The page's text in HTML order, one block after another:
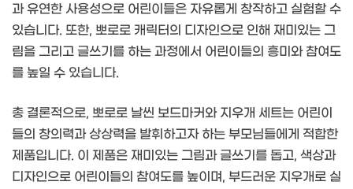
과 유연한 사용성으로 어린이들은 자유롭게 창작하고 실험할 수
있습니다. 또한, 뽀로로 캐릭터의 디자인으로 인해 재미있는 그
림을 그리고 글쓰기를 하는 과정에서 어린이들의 흥미와 참여도
를 높일 수 있습니다.
총 결론적으로, 뽀로로 날씬 보드마커와 지우개 세트는 어린이
들의 창의력과 상상력을 발휘하고자 하는 부모님들에게 적합한
제품입니다. 이 제품은 재미있는 그림과 글쓰기를 돕고, 색상과
디자인으로 어린이들의 참여도를 높이며, 부드러운 지우개로 실